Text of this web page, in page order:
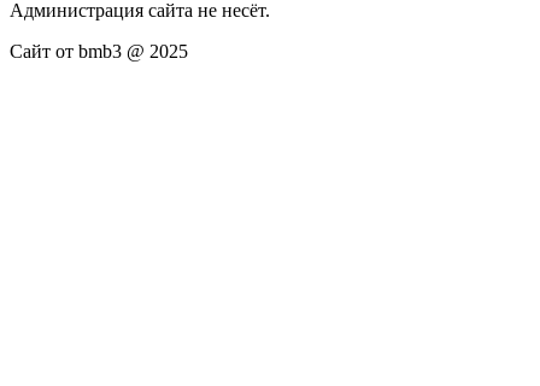
Администрация сайта не несёт.
Сайт от bmb3 @ 2025